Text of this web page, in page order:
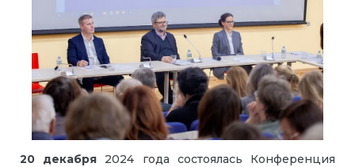
20 декабря 2024 года состоялась Конференция